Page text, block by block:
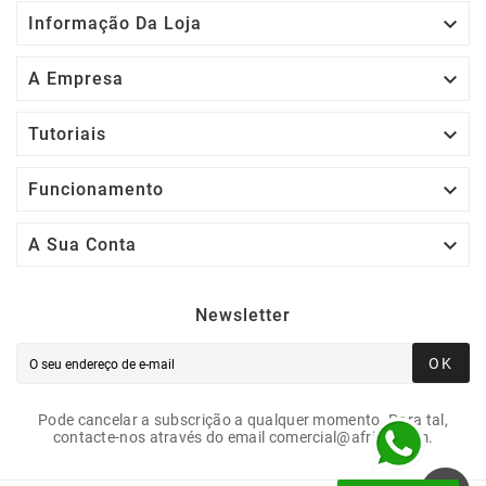
Informação Da Loja 
A Empresa 
Tutoriais 
Funcionamento 
A Sua Conta 
Newsletter
OK
Pode cancelar a subscrição a qualquer momento. Para tal,
contacte-nos através do email comercial@afrigit.com.